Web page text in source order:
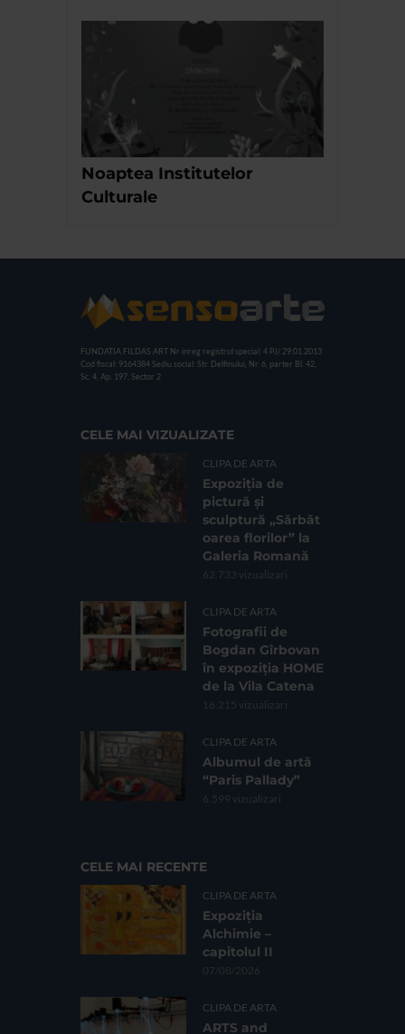
Noaptea Institutelor
Culturale
FUNDATIA FILDAS ART Nr inreg registrul special: 4 PJ/ 29.01.2013
Cod fiscal: 9164384 Sediu social: Str. Delfinului, Nr. 6, parter Bl. 42,
Sc. 4, Ap. 197, Sector 2
CELE MAI VIZUALIZATE
CLIPA DE ARTA
Expoziția de
pictură și
sculptură „Sărbăt
oarea florilor” la
Galeria Romană
62.733 vizualizari
CLIPA DE ARTA
Fotografii de
Bogdan Gîrbovan
în expoziția HOME
de la Vila Catena
16.215 vizualizari
CLIPA DE ARTA
Albumul de artă
“Paris Pallady”
6.599 vizualizari
CELE MAI RECENTE
CLIPA DE ARTA
Expoziția
Alchimie –
capitolul II
07/08/2026
CLIPA DE ARTA
ARTS and